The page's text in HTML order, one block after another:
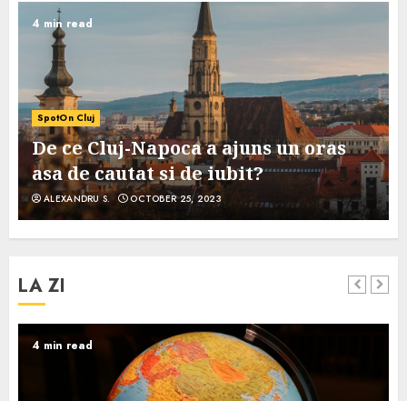
4 min read
SpotOn Cluj
De ce Cluj-Napoca a ajuns un oras
asa de cautat si de iubit?
ALEXANDRU S. OCTOBER 25, 2023
LA ZI
4 min read